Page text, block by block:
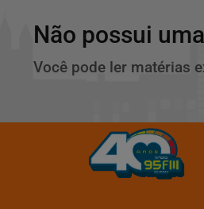
Não possui
Você pode ler matérias